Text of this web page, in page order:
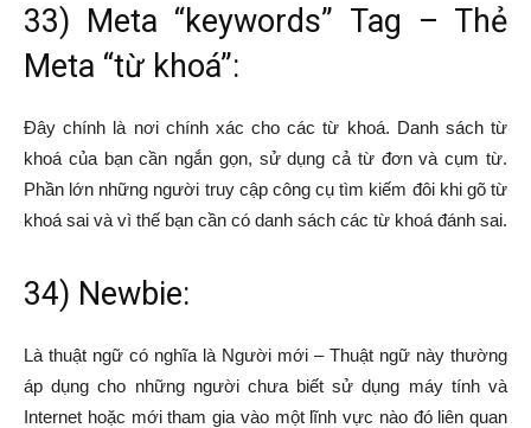
33) Meta “keywords” Tag – Thẻ
Meta “từ khoá”:
Đây chính là nơi chính xác cho các từ khoá. Danh sách từ
khoá của bạn cần ngắn gọn, sử dụng cả từ đơn và cụm từ.
Phần lớn những người truy cập công cụ tìm kiếm đôi khi gõ từ
khoá sai và vì thế bạn cần có danh sách các từ khoá đánh sai.
34) Newbie:
Là thuật ngữ có nghĩa là Người mới – Thuật ngữ này thường
áp dụng cho những người chưa biết sử dụng máy tính và
Internet hoặc mới tham gia vào một lĩnh vực nào đó liên quan